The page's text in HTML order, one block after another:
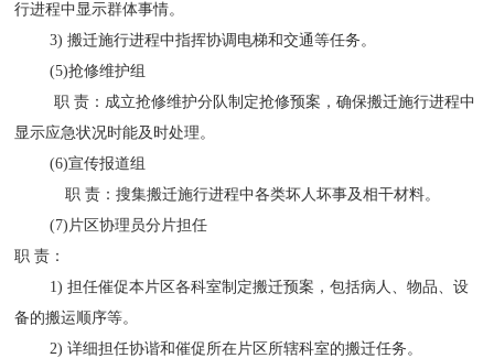
行进程中显示群体事情。
3) 搬迁施行进程中指挥协调电梯和交通等任务。
(5)抢修维护组
职 责：成立抢修维护分队制定抢修预案，确保搬迁施行进程中
显示应急状况时能及时处理。
(6)宣传报道组
职 责：搜集搬迁施行进程中各类坏人坏事及相干材料。
(7)片区协理员分片担任
职 责：
1) 担任催促本片区各科室制定搬迁预案，包括病人、物品、设
备的搬运顺序等。
2) 详细担任协谐和催促所在片区所辖科室的搬迁任务。